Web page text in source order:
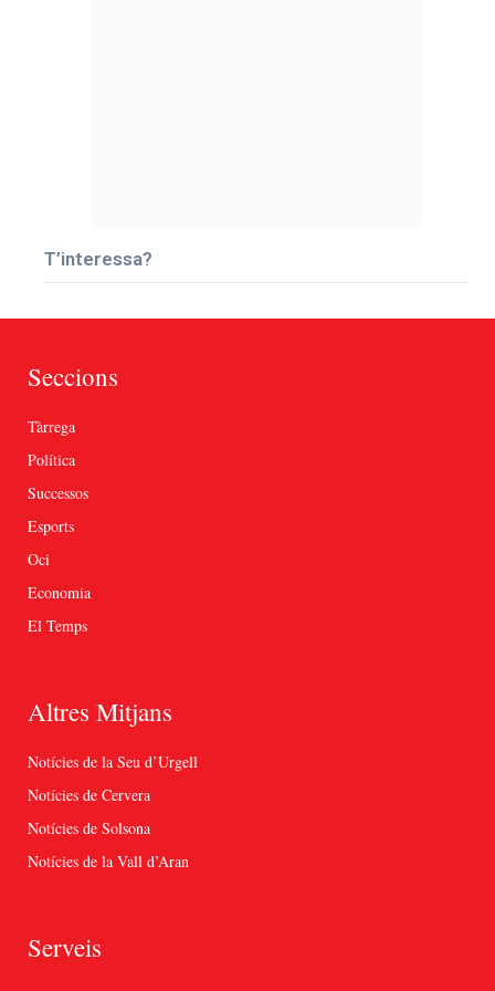
T’interessa?
Seccions
Tàrrega
Política
Successos
Esports
Oci
Economia
El Temps
Altres Mitjans
Notícies de la Seu d’Urgell
Notícies de Cervera
Notícies de Solsona
Notícies de la Vall d’Aran
Serveis